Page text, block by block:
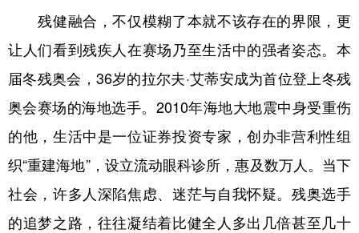
残健融合，不仅模糊了本就不该存在的界限，更
让人们看到残疾人在赛场乃至生活中的强者姿态。本
届冬残奥会，36岁的拉尔夫·艾蒂安成为首位登上冬残
奥会赛场的海地选手。2010年海地大地震中身受重伤
的他，生活中是一位证券投资专家，创办非营利性组
织“重建海地”，设立流动眼科诊所，惠及数万人。当下
社会，许多人深陷焦虑、迷茫与自我怀疑。残奥选手
的追梦之路，往往凝结着比健全人多出几倍甚至几十